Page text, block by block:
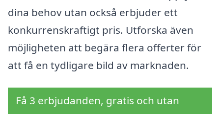
dina behov utan också erbjuder ett
konkurrenskraftigt pris. Utforska även
möjligheten att begära flera offerter för
att få en tydligare bild av marknaden.
Få 3 erbjudanden, gratis och utan